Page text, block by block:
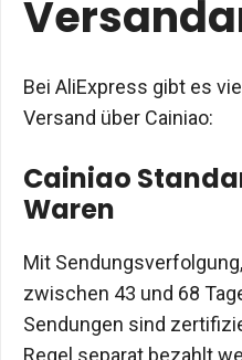
Bei AliExpress gibt es
Versand über Cainiao:
Cainiao
Waren
Mit
zwischen 43 und 68
Sendungen sind
Regel separat bezahlt